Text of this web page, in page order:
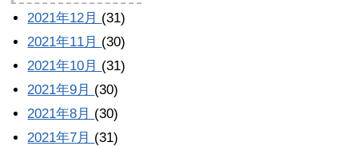
2021年12月 (31)
2021年11月 (30)
2021年10月 (31)
2021年9月 (30)
2021年8月 (30)
2021年7月 (31)